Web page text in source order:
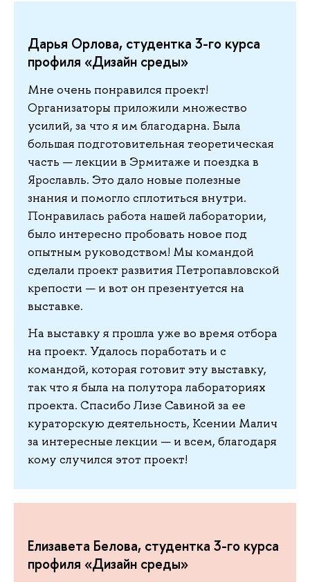
Дарья Орлова, студентка 3-го курса
профиля «Дизайн среды»
Мне очень понравился проект!
Организаторы приложили множество
усилий, за что я им благодарна. Была
большая подготовительная теоретическая
часть — лекции в Эрмитаже и поездка в
Ярославль. Это дало новые полезные
знания и помогло сплотиться внутри.
Понравилась работа нашей лаборатории,
было интересно пробовать новое под
опытным руководством! Мы командой
сделали проект развития Петропавловской
крепости — и вот он презентуется на
выставке.
На выставку я прошла уже во время отбора
на проект. Удалось поработать и с
командой, которая готовит эту выставку,
так что я была на полутора лабораториях
проекта. Спасибо Лизе Савиной за ее
кураторскую деятельность, Ксении Малич
за интересные лекции — и всем, благодаря
кому случился этот проект!
Елизавета Белова, студентка 3-го курса
профиля «Дизайн среды»